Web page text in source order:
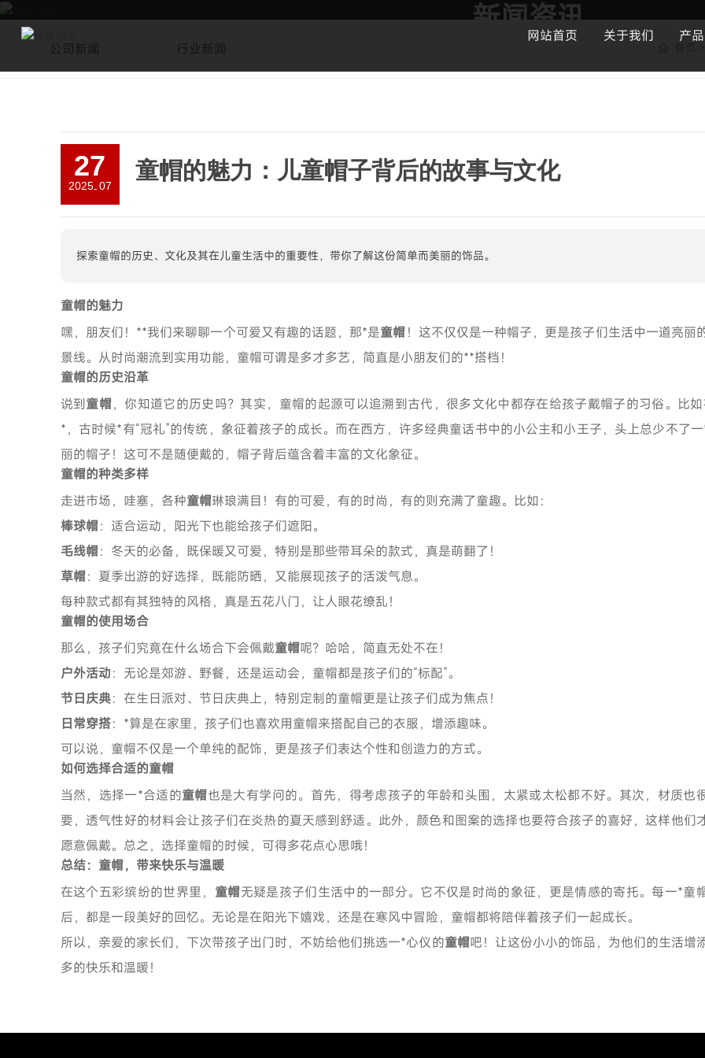
网站首页 关于我们 产
新闻资讯
公司新闻 行业新闻
27
2025-07
童帽的魅力：儿童帽子背后的故事与文化
探索童帽的历史、文化及其在儿童生活中的重要性，带你了解这份简单而美丽的饰品。
童帽的魅力
嘿，朋友们！**我们来聊聊一个可爱又有趣的话题，那*是童帽 ！这不仅仅是一种帽子，更是孩子们生活中一道亮丽
景线。从时尚潮流到实用功能，童帽可谓是多才多艺，简直是小朋友们的**搭档！
童帽的历史沿革
说到童帽，你知道它的历史吗？其实，童帽的起源可以追溯到古代，很多文化中都存在给孩子戴帽子的习俗。比
*，古时候*有“冠礼”的传统，象征着孩子的成长。而在西方，许多经典童话书中的小公主和小王子，头上总少不了
丽的帽子！这可不是随便戴的，帽子背后蕴含着丰富的文化象征。
童帽的种类多样
走进市场，哇塞，各种童帽琳琅满目！有的可爱，有的时尚，有的则充满了童趣。比如：
棒球帽：适合运动，阳光下也能给孩子们遮阳。
毛线帽：冬天的必备，既保暖又可爱，特别是那些带耳朵的款式，真是萌翻了！
草帽：夏季出游的好选择，既能防晒，又能展现孩子的活泼气息。
每种款式都有其独特的风格，真是五花八门，让人眼花缭乱！
童帽的使用场合
那么，孩子们究竟在什么场合下会佩戴童帽呢？哈哈，简直无处不在！
户外活动：无论是郊游、野餐，还是运动会，童帽都是孩子们的“标配”。
节日庆典：在生日派对、节日庆典上，特别定制的童帽更是让孩子们成为焦点！
日常穿搭：*算是在家里，孩子们也喜欢用童帽来搭配自己的衣服，增添趣味。
可以说，童帽不仅是一个单纯的配饰，更是孩子们表达个性和创造力的方式。
如何选择合适的童帽
当然，选择一*合适的童帽也是大有学问的。首先，得考虑孩子的年龄和头围，太紧或太松都不好。其次，材质也
要，透气性好的材料会让孩子们在炎热的夏天感到舒适。此外，颜色和图案的选择也要符合孩子的喜好，这样他们
愿意佩戴。总之，选择童帽的时候，可得多花点心思哦！
总结：童帽，带来快乐与温暖
在这个五彩缤纷的世界里， 童帽无疑是孩子们生活中的一部分。它不仅是时尚的象征，更是情感的寄托。每一*童
后，都是一段美好的回忆。无论是在阳光下嬉戏，还是在寒风中冒险，童帽都将陪伴着孩子们一起成长。
所以，亲爱的家长们，下次带孩子出门时，不妨给他们挑选一*心仪的童帽吧！让这份小小的饰品，为他们的生活增
多的快乐和温暖！